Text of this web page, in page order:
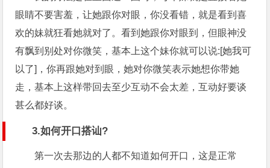
眼睛不要害羞，让她跟你对眼，你没看错，就是看到喜
欢的妹就狂看她就对了。看到她跟你对眼到，但眼神没
有飘到别处对你微笑，基本上这个妹你就可以说:[她我可
以了]，你再跟她对到眼，她对你微笑表示她想你带她
走，基本上这样带回去至少互动不会太差，互动好要谈
甚么都好谈。
3.如何开口搭讪?
第一次去那边的人都不知道如何开口，这是正常